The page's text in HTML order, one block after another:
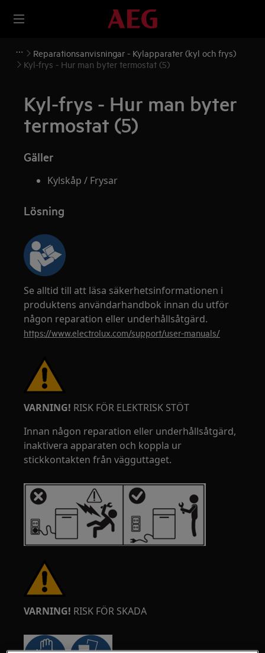
Reparationsanvisningar - Kylapparater (kyl och frys)
Kyl-frys - Hur man byter termostat (5)
Kyl-frys - Hur man byter
termostat (5)
Gäller
Kylskåp / Frysar
Lösning
Se alltid till att läsa säkerhetsinformationen i
produktens användarhandbok innan du utför
någon reparation eller underhållsåtgärd.
https://www.electrolux.com/support/user-manuals/
VARNING! RISK FÖR ELEKTRISK STÖT
Innan någon reparation eller underhållsåtgärd,
inaktivera apparaten och koppla ur
stickkontakten från vägguttaget.
VARNING! RISK FÖR SKADA